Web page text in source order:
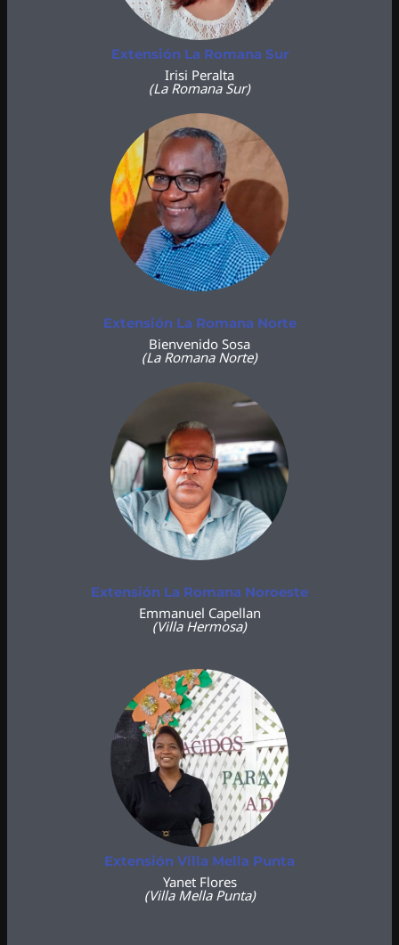
Extensión La Romana Sur
Irisi Peralta
(La Romana Sur)
Extensión La Romana Norte
Bienvenido Sosa
(La Romana Norte)
Extensión La Romana Noroeste
Emmanuel Capellan
(Villa Hermosa)
Extensión Villa Mella Punta
Yanet Flores
(Villa Mella Punta)